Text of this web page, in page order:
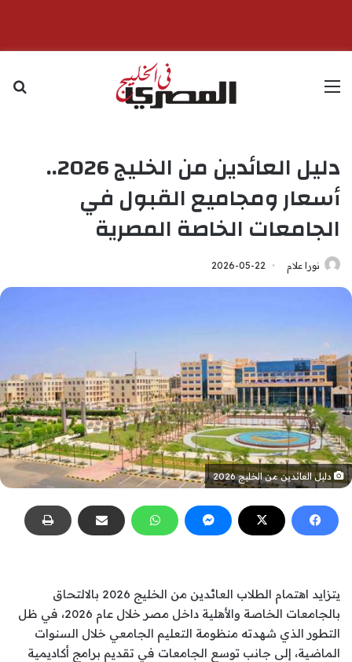
القائمة
دليل العائدين من الخليج 2026..
أسعار ومجاميع القبول في
الجامعات الخاصة المصرية
نورا علام 2026-05-22
دليل العائدين من الخليج 2026
يتزايد اهتمام الطلاب العائدين من الخليج 2026 بالالتحاق
بالجامعات الخاصة والأهلية داخل مصر خلال عام 2026، في ظل
التطور الذي شهدته منظومة التعليم الجامعي خلال السنوات
الماضية، إلى جانب توسع الجامعات في تقديم برامج أكاديمية